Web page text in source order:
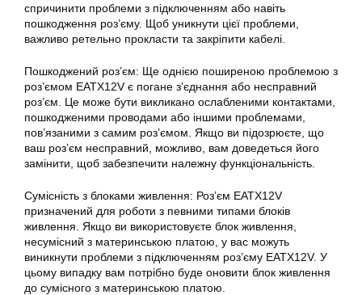
спричинити проблеми з підключенням або навіть
пошкодження роз’єму. Щоб уникнути цієї проблеми,
важливо ретельно прокласти та закріпити кабелі.
Пошкоджений роз’єм: Ще однією поширеною проблемою з
роз’ємом EATX12V є погане з’єднання або несправний
роз’єм. Це може бути викликано ослабленими контактами,
пошкодженими проводами або іншими проблемами,
пов’язаними з самим роз’ємом. Якщо ви підозрюєте, що
ваш роз’єм несправний, можливо, вам доведеться його
замінити, щоб забезпечити належну функціональність.
Сумісність з блоками живлення: Роз’єм EATX12V
призначений для роботи з певними типами блоків
живлення. Якщо ви використовуєте блок живлення,
несумісний з материнською платою, у вас можуть
виникнути проблеми з підключенням роз’єму EATX12V. У
цьому випадку вам потрібно буде оновити блок живлення
до сумісного з материнською платою.